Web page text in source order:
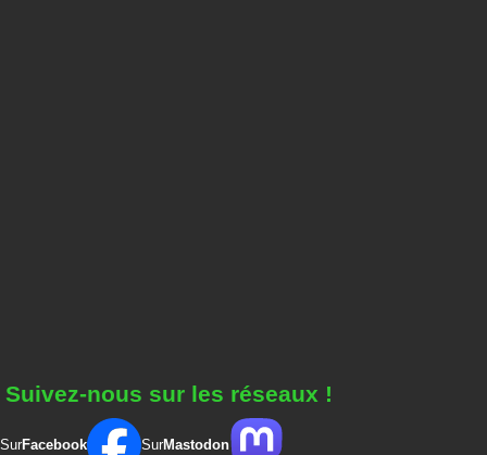
Suivez-nous sur les réseaux !
SurFacebook SurMastodon